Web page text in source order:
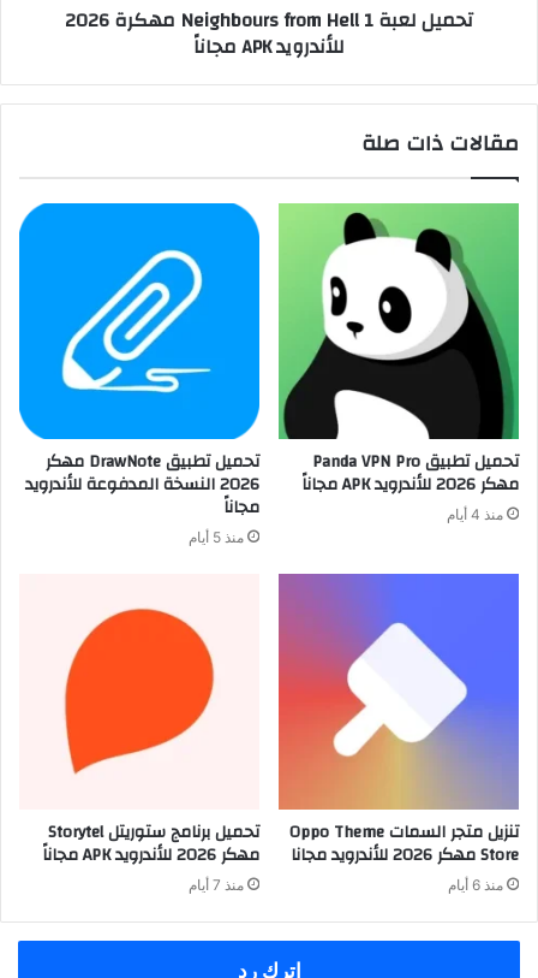
تحميل لعبة Neighbours from Hell 1 مهكرة 2026
للأندرويد APK مجاناً
مقالات ذات صلة
تحميل تطبيق Panda VPN Pro
مهكر 2026 للأندرويد APK مجاناً
منذ 4 أيام
تحميل تطبيق DrawNote مهكر
2026 النسخة المدفوعة للأندرويد
مجاناً
منذ 5 أيام
تنزيل متجر السمات Oppo Theme
Store مهكر 2026 للأندرويد مجانا
منذ 6 أيام
تحميل برنامج ستوريتل Storytel
مهكر 2026 للأندرويد APK مجاناً
منذ 7 أيام
اترك رد